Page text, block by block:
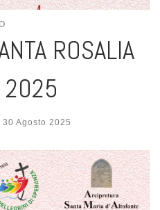
ROSALIA
30 Agosto 2025